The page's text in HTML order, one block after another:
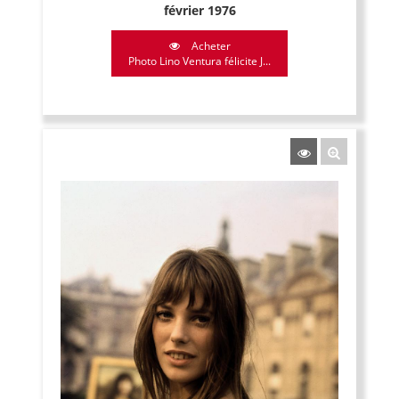
février 1976
Acheter
Photo Lino Ventura félicite J...